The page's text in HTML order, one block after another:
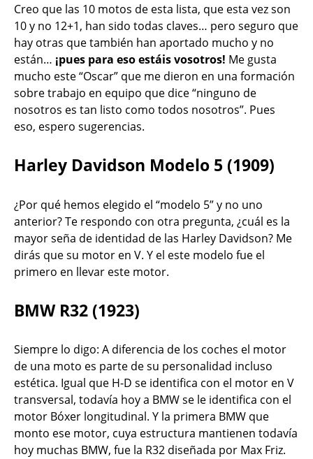
Creo que las 10 motos de esta lista, que esta vez son
10 y no 12+1, han sido todas claves… pero seguro que
hay otras que también han aportado mucho y no
están… ¡pues para eso estáis vosotros! Me gusta
mucho este “Oscar” que me dieron en una formación
sobre trabajo en equipo que dice “ninguno de
nosotros es tan listo como todos nosotros”. Pues
eso, espero sugerencias.
Harley Davidson Modelo 5 (1909)
¿Por qué hemos elegido el “modelo 5” y no uno
anterior? Te respondo con otra pregunta, ¿cuál es la
mayor seña de identidad de las Harley Davidson? Me
dirás que su motor en V. Y el este modelo fue el
primero en llevar este motor.
BMW R32 (1923)
Siempre lo digo: A diferencia de los coches el motor
de una moto es parte de su personalidad incluso
estética. Igual que H-D se identifica con el motor en V
transversal, todavía hoy a BMW se le identifica con el
motor Bóxer longitudinal. Y la primera BMW que
monto ese motor, cuya estructura mantienen todavía
hoy muchas BMW, fue la R32 diseñada por Max Friz.